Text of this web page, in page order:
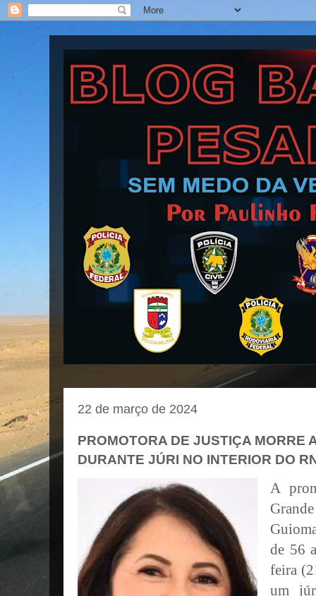
Blog Barra Pesada
22 de março de 2024
PROMOTORA DE JUSTIÇA MORRE
DURANTE JÚRI NO INTERIOR DO
A
de 56
feira
um